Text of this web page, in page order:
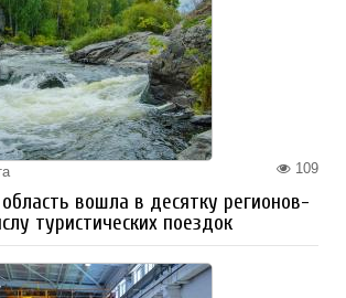
109
вошла в десятку регионов-
туристических поездок